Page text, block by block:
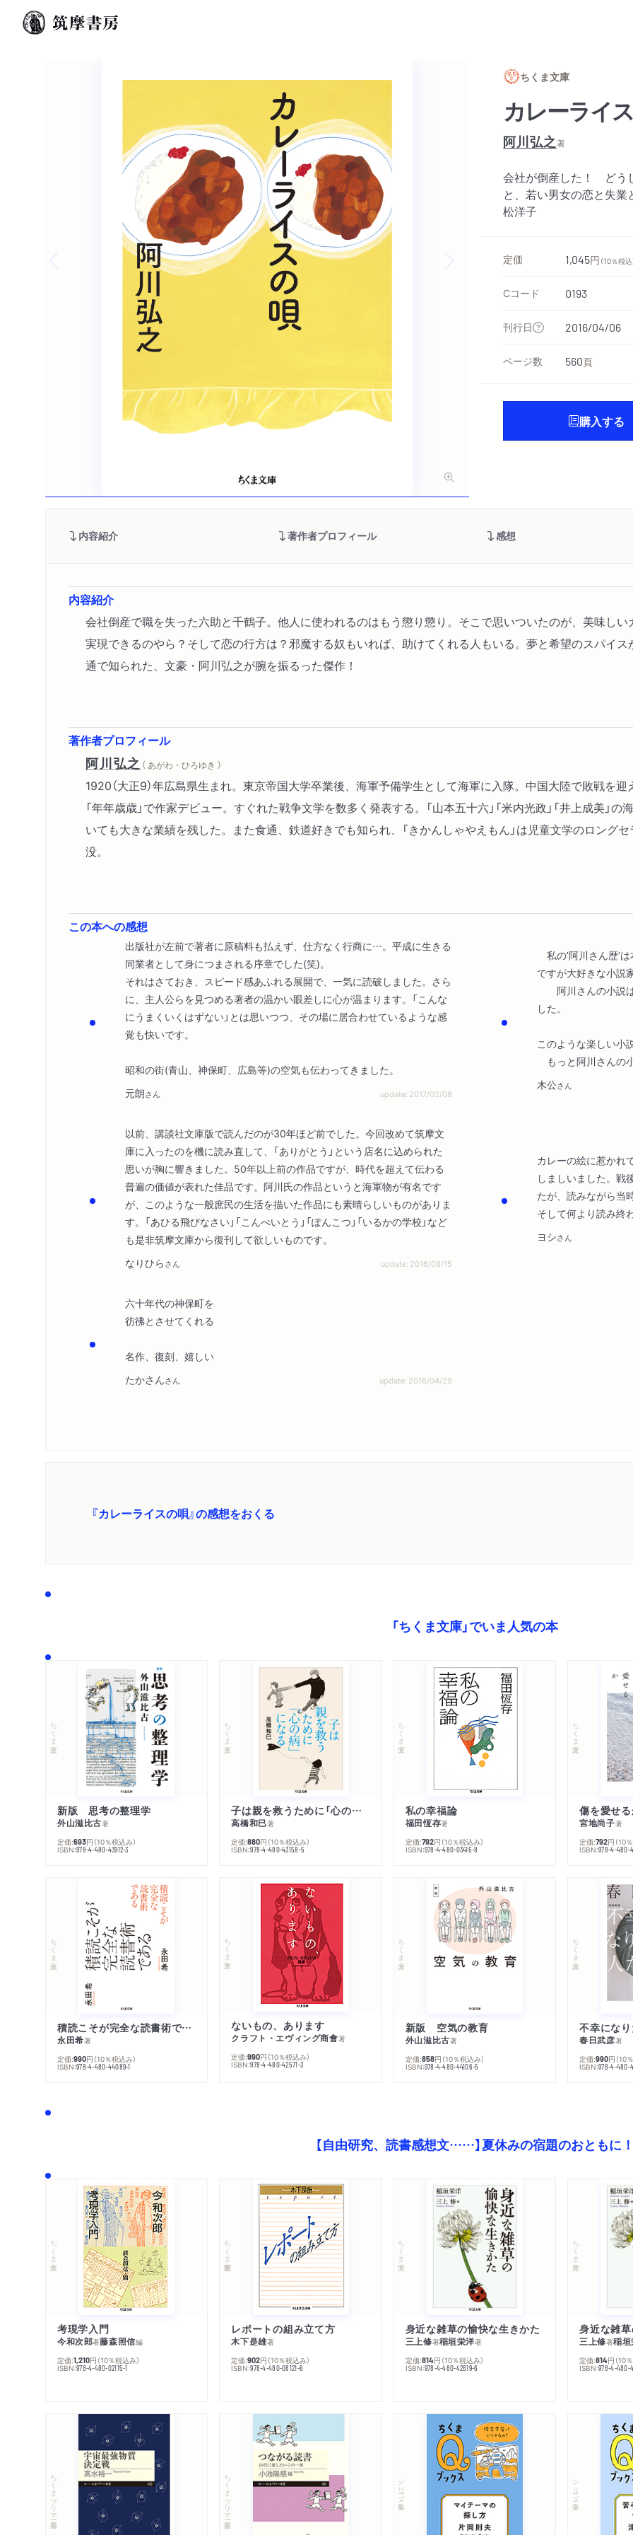
ちくま文庫
カレーライ
阿川弘之著
会社が倒産した！ どう
と、若い男女の恋と失
松洋子
定価 1,045円 （10％税込
Cコード 0193
刊行日 2016/04/06
ページ数 560頁
購入する
内容紹介 著作者プロフィール 感想
内容紹介
会社倒産で職を失った六助と千鶴子。他人に使われるのはもう懲り懲り。そこで思いついたのが、美味し
実現できるのやら？そして恋の行方は？邪魔する奴もいれば、助けてくれる人もいる。夢と希望のスパイ
通で知られた、文豪・阿川弘之が腕を振るった傑作！
著作者プロフィール
阿川弘之 （ あがわ・ひろゆき ）
1920（大正9）年広島県生まれ。東京帝国大学卒業後、海軍予備学生として海軍に入隊。中国大陸で敗戦を迎
「年年歳歳」で作家デビュー。すぐれた戦争文学を数多く発表する。「山本五十六」「米内光政」「井上成美」
いても大きな業績を残した。また食通、鉄道好きでも知られ、「きかんしゃやえもん」は児童文学のロング
没。
この本への感想
出版社が左前で著者に原稿料も払えず、仕方なく行商に…。平成に生きる
同業者として身につまされる序章でした(笑)。
それはさておき、スピード感あふれる展開で、一気に読破しました。さら
に、主人公らを見つめる著者の温かい眼差しに心が温まります。「こんな
にうまくいくはずない」とは思いつつ、その場に居合わせているような感
覚も快いです。
昭和の街(青山、神保町、広島等)の空気も伝わってきました。
元朗さん update: 2017/02/08
私の’阿川さん歴’
ですが大好きな小説
阿川さんの小説は
した。
このような楽しい小
もっと阿川さんの
木公さん
以前、講談社文庫版で読んだのが30年ほど前でした。今回改めて筑摩文
庫に入ったのを機に読み直して、「ありがとう」という店名に込められた
思いが胸に響きました。50年以上前の作品ですが、時代を超えて伝わる
普遍の価値が表れた佳品です。阿川氏の作品というと海軍物が有名です
が、このような一般庶民の生活を描いた作品にも素晴らしいものがありま
す。「あひる飛びなさい」「こんぺいとう」「ぽんこつ」「いるかの学校」など
も是非筑摩文庫から復刊して欲しいものです。
なりひらさん update: 2016/08/15
カレーの絵に惹かれ
しましいました。戦
たが、読みながら当
そして何より読み終
ヨシさん
六十年代の神保町を
彷彿とさせてくれる
名作、復刻、嬉しい
たかさんさん update: 2016/04/29
『カレーライスの唄』の感想をおくる
「ちくま文庫」でいま人気の本
ちくま文庫
新版 思考の整理学
外山滋比古著
定価:693円 （10％税込み）
ISBN:978-4-480-43912-3
ちくま文庫
子は親を救うために「心の病」になる
高橋和巳著
定価:880円 （10％税込み）
ISBN:978-4-480-43158-5
ちくま文庫
私の幸福論
福田恆存著
定価:792円 （10％税込み）
ISBN:978-4-480-03416-8
ちくま文庫
傷を愛せ
宮地尚子著
定価:792円 （10
ISBN:978-4-480-
ちくま文庫
積読こそが完全な読書術である
永田希著
定価:990円 （10％税込み）
ISBN:978-4-480-44089-1
ちくま文庫
ないもの、あります
クラフト・エヴィング商會著
定価:990円 （10％税込み）
ISBN:978-4-480-42571-3
ちくま文庫
新版 空気の教育
外山滋比古著
定価:858円 （10％税込み）
ISBN:978-4-480-44106-5
ちくま文庫
春日武彦著
定価:990円 （10
ISBN:978-4-480-
【自由研究、読書感想文……】夏休みの宿題のおともに！
ちくま文庫
考現学入門
今和次郎著藤森照信編
定価:1,210円 （10％税込み）
ISBN:978-4-480-02115-1
ちくま学芸文庫
レポートの組み立て方
木下是雄著
定価:902円 （10％税込み）
ISBN:978-4-480-08121-6
ちくま文庫
身近な雑草の愉快な生きかた
三上修著稲垣栄洋著
定価:814円 （10％税込み）
ISBN:978-4-480-42819-6
ちくま文庫
身近な雑
三上修著稲
定価:814円 （10
ISBN:978-4-480-
ちくまプリマー新書 ちくまプリマー新書 シリーズ・全集 シリーズ・全集